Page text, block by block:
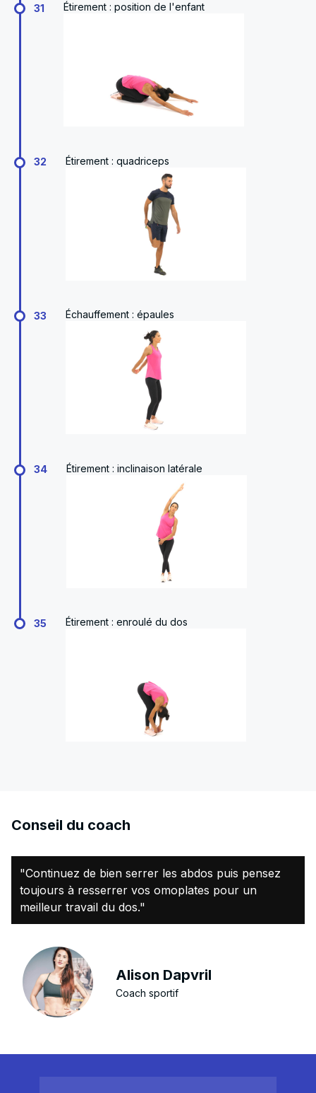
31 Étirement : position de l'enfant
32 Étirement : quadriceps
33 Échauffement : épaules
34 Étirement : inclinaison latérale
35 Étirement : enroulé du dos
Conseil du coach
"Continuez de bien serrer les abdos puis pensez
toujours à resserrer vos omoplates pour un
meilleur travail du dos."
Alison Dapvril
Coach sportif